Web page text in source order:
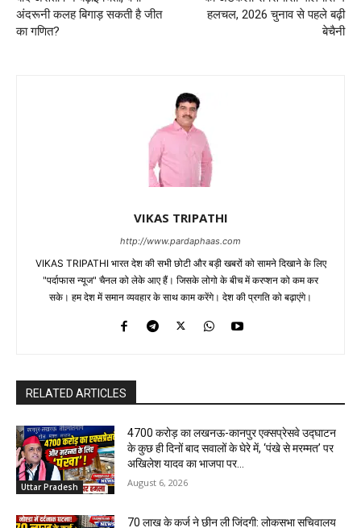
अंदरूनी कलह बिगाड़ सकती है जीत
का गणित?
हलचल, 2026 चुनाव से पहले बढ़ी
बेचैनी
VIKAS TRIPATHI
http://www.pardaphaas.com
VIKAS TRIPATHI भारत देश की सभी छोटी और बड़ी खबरों को सामने दिखाने के लिए
"पर्दाफास न्यूज" चैनल को लेके आए हैं। जिसके लोगो के बीच में करप्शन को कम कर
सके। हम देश में समान व्यवहार के साथ काम करेंगे। देश की प्रगति को बढ़ाएंगे।
RELATED ARTICLES
Uttar Pradesh
₹4700 करोड़ का लखनऊ-कानपुर एक्सप्रेसवे उद्घाटन
के कुछ ही दिनों बाद सवालों के घेरे में, ‘पंखे से मरम्मत’ पर
अखिलेश यादव का भाजपा पर...
August 6, 2026
70 लाख के कर्ज ने छीन ली जिंदगी: लोकसभा सचिवालय